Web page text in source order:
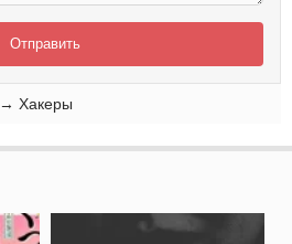
Отправить
→ Хакеры